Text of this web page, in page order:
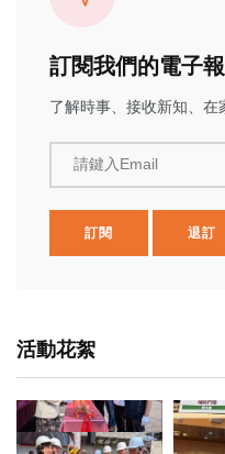
訂閱我們的電子報
了解時事、接收新知、在
請鍵入Email
訂閱 退訂
活動花絮